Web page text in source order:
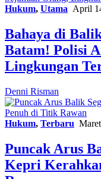
Hukum, Utama April
Bahaya di
Batam! Polisi
Lingkungan
Denni Risman
Hukum, Terbaru
Puncak Arus
Kepri